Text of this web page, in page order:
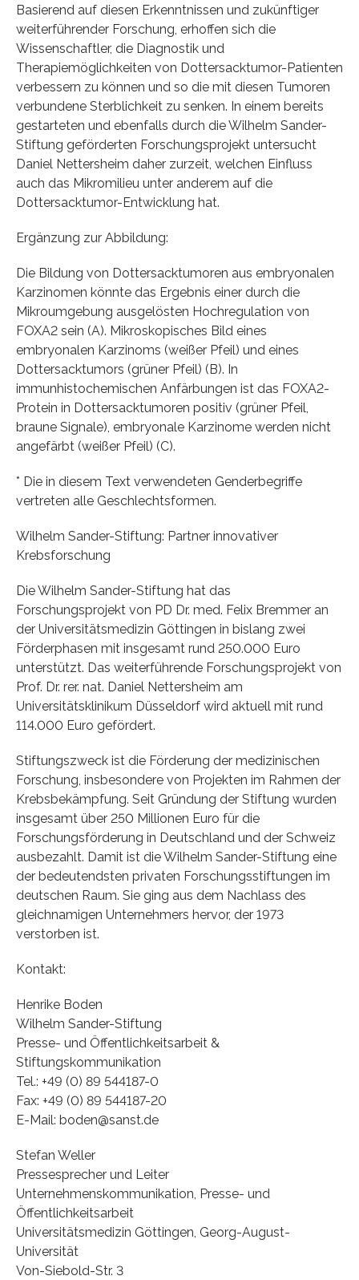
Basierend auf diesen Erkenntnissen und zukünftiger
weiterführender Forschung, erhoffen sich die
Wissenschaftler, die Diagnostik und
Therapiemöglichkeiten von Dottersacktumor-Patienten
verbessern zu können und so die mit diesen Tumoren
verbundene Sterblichkeit zu senken. In einem bereits
gestarteten und ebenfalls durch die Wilhelm Sander-
Stiftung geförderten Forschungsprojekt untersucht
Daniel Nettersheim daher zurzeit, welchen Einfluss
auch das Mikromilieu unter anderem auf die
Dottersacktumor-Entwicklung hat.
Ergänzung zur Abbildung:
Die Bildung von Dottersacktumoren aus embryonalen
Karzinomen könnte das Ergebnis einer durch die
Mikroumgebung ausgelösten Hochregulation von
FOXA2 sein (A). Mikroskopisches Bild eines
embryonalen Karzinoms (weißer Pfeil) und eines
Dottersacktumors (grüner Pfeil) (B). In
immunhistochemischen Anfärbungen ist das FOXA2-
Protein in Dottersacktumoren positiv (grüner Pfeil,
braune Signale), embryonale Karzinome werden nicht
angefärbt (weißer Pfeil) (C).
* Die in diesem Text verwendeten Genderbegriffe
vertreten alle Geschlechtsformen.
Wilhelm Sander-Stiftung: Partner innovativer
Krebsforschung
Die Wilhelm Sander-Stiftung hat das
Forschungsprojekt von PD Dr. med. Felix Bremmer an
der Universitätsmedizin Göttingen in bislang zwei
Förderphasen mit insgesamt rund 250.000 Euro
unterstützt. Das weiterführende Forschungsprojekt von
Prof. Dr. rer. nat. Daniel Nettersheim am
Universitätsklinikum Düsseldorf wird aktuell mit rund
114.000 Euro gefördert.
Stiftungszweck ist die Förderung der medizinischen
Forschung, insbesondere von Projekten im Rahmen der
Krebsbekämpfung. Seit Gründung der Stiftung wurden
insgesamt über 250 Millionen Euro für die
Forschungsförderung in Deutschland und der Schweiz
ausbezahlt. Damit ist die Wilhelm Sander-Stiftung eine
der bedeutendsten privaten Forschungsstiftungen im
deutschen Raum. Sie ging aus dem Nachlass des
gleichnamigen Unternehmers hervor, der 1973
verstorben ist.
Kontakt:
Henrike Boden
Wilhelm Sander-Stiftung
Presse- und Öffentlichkeitsarbeit &
Stiftungskommunikation
Tel.: +49 (0) 89 544187-0
Fax: +49 (0) 89 544187-20
E-Mail: boden@sanst.de
Stefan Weller
Pressesprecher und Leiter
Unternehmenskommunikation, Presse- und
Öffentlichkeitsarbeit
Universitätsmedizin Göttingen, Georg-August-
Universität
Von-Siebold-Str. 3